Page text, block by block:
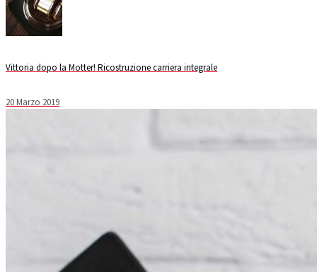
Vittoria dopo la Motter! Ricostruzione carriera integrale
20 Marzo 2019